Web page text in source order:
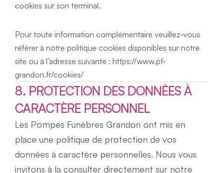
cookies sur son terminal.
Pour toute information complémentaire veuillez-vous
référer à notre politique cookies disponibles sur notre
site ou à l’adresse suivante : https://www.pf-
grandon.fr/cookies/
8. PROTECTION DES DONNÉES À
CARACTÈRE PERSONNEL
Les Pompes Funèbres Grandon ont mis en
place une politique de protection de vos
données à caractère personnelles. Nous vous
invitons à la consulter directement sur notre